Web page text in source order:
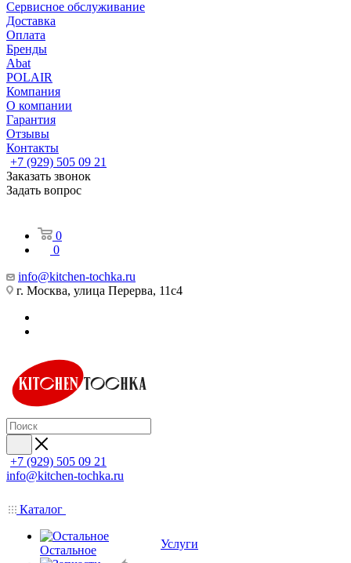
Сервисное обслуживание
Доставка
Оплата
Бренды
Abat
POLAIR
Компания
О компании
Гарантия
Отзывы
Контакты
+7 (929) 505 09 21
Заказать звонок
Задать вопрос
0
0
info@kitchen-tochka.ru
г. Москва, улица Перерва, 11с4
+7 (929) 505 09 21
info@kitchen-tochka.ru
Каталог
Остальное
Услуги